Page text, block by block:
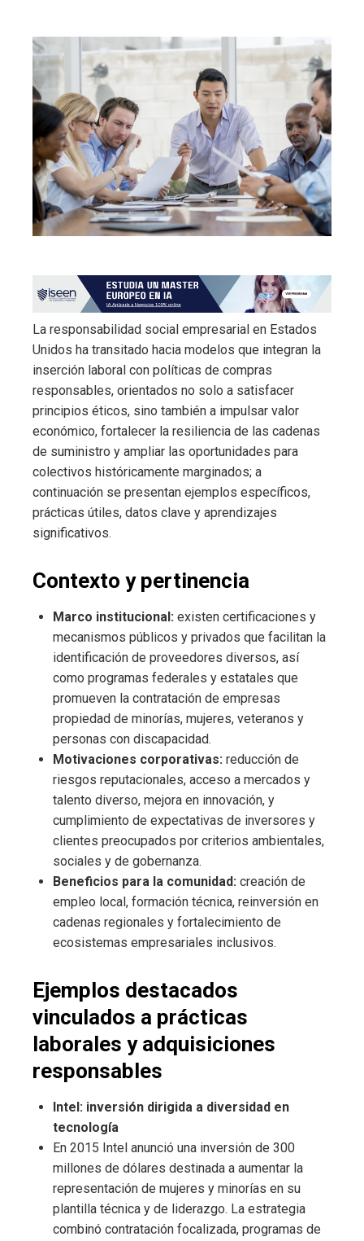
La responsabilidad social empresarial en Estados
Unidos ha transitado hacia modelos que integran la
inserción laboral con políticas de compras
responsables, orientados no solo a satisfacer
principios éticos, sino también a impulsar valor
económico, fortalecer la resiliencia de las cadenas
de suministro y ampliar las oportunidades para
colectivos históricamente marginados; a
continuación se presentan ejemplos específicos,
prácticas útiles, datos clave y aprendizajes
significativos.
Contexto y pertinencia
Marco institucional: existen certificaciones y
mecanismos públicos y privados que facilitan la
identificación de proveedores diversos, así
como programas federales y estatales que
promueven la contratación de empresas
propiedad de minorías, mujeres, veteranos y
personas con discapacidad.
Motivaciones corporativas: reducción de
riesgos reputacionales, acceso a mercados y
talento diverso, mejora en innovación, y
cumplimiento de expectativas de inversores y
clientes preocupados por criterios ambientales,
sociales y de gobernanza.
Beneficios para la comunidad: creación de
empleo local, formación técnica, reinversión en
cadenas regionales y fortalecimiento de
ecosistemas empresariales inclusivos.
Ejemplos destacados
vinculados a prácticas
laborales y adquisiciones
responsables
Intel: inversión dirigida a diversidad en
tecnología
En 2015 Intel anunció una inversión de 300
millones de dólares destinada a aumentar la
representación de mujeres y minorías en su
plantilla técnica y de liderazgo. La estrategia
combinó contratación focalizada, programas de